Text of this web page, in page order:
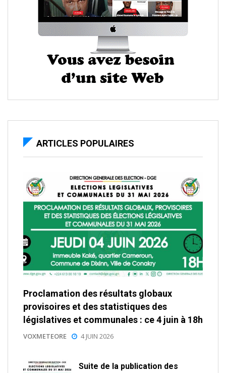
ARTICLES POPULAIRES
Proclamation des résultats globaux
provisoires et des statistiques des
législatives et communales : ce 4 juin à 18h
VOXMETEORE 4 JUIN 2026
Suite de la publication des